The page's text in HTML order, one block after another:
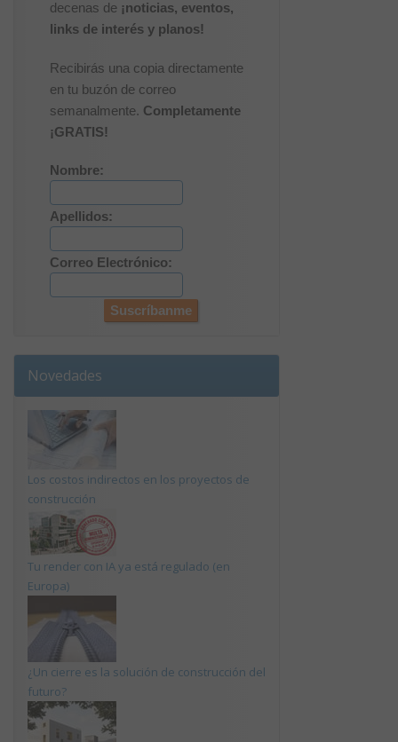
decenas de ¡noticias, eventos,
links de interés y planos!
Recibirás una copia directamente
en tu buzón de correo
semanalmente. Completamente
¡GRATIS!
Nombre:
Apellidos:
Correo Electrónico:
Novedades
Los costos indirectos en los proyectos de
construcción
Tu render con IA ya está regulado (en
Europa)
¿Un cierre es la solución de construcción del
futuro?